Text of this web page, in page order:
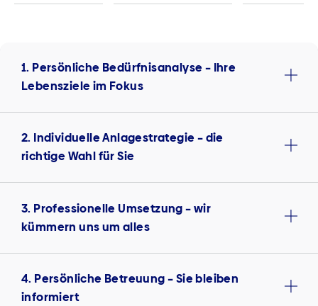
1. Persönliche Bedürfnisanalyse – Ihre
Lebensziele im Fokus
2. Individuelle Anlagestrategie – die
richtige Wahl für Sie
3. Professionelle Umsetzung – wir
kümmern uns um alles
4. Persönliche Betreuung – Sie bleiben
informiert